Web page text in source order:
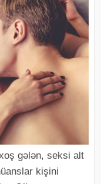
gələn, seksi alt
kişini